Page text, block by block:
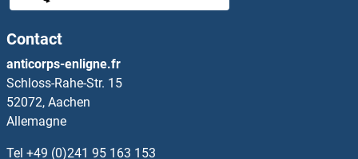
MBD6 Anticorps
MBIP Anticorps
MBL-C Anticorps
Contact
anticorps-enligne.fr
Schloss-Rahe-Str. 15
52072, Aachen
Allemagne
Tel +49 (0)241 95 163 153